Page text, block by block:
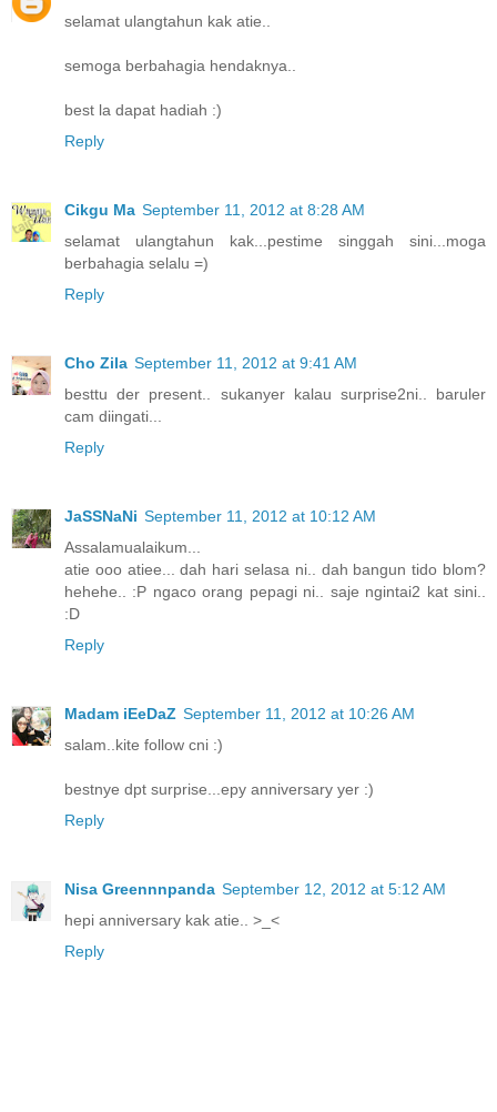
selamat ulangtahun kak atie..
semoga berbahagia hendaknya..
best la dapat hadiah :)
Reply
Cikgu Ma September 11, 2012 at 8:28 AM
selamat ulangtahun kak...pestime singgah sini...moga
berbahagia selalu =)
Reply
Cho Zila September 11, 2012 at 9:41 AM
besttu der present.. sukanyer kalau surprise2ni.. baruler
cam diingati...
Reply
JaSSNaNi September 11, 2012 at 10:12 AM
Assalamualaikum...
atie ooo atiee... dah hari selasa ni.. dah bangun tido blom?
hehehe.. :P ngaco orang pepagi ni.. saje ngintai2 kat sini..
:D
Reply
Madam iEeDaZ September 11, 2012 at 10:26 AM
salam..kite follow cni :)
bestnye dpt surprise...epy anniversary yer :)
Reply
Nisa Greennnpanda September 12, 2012 at 5:12 AM
hepi anniversary kak atie.. >_<
Reply